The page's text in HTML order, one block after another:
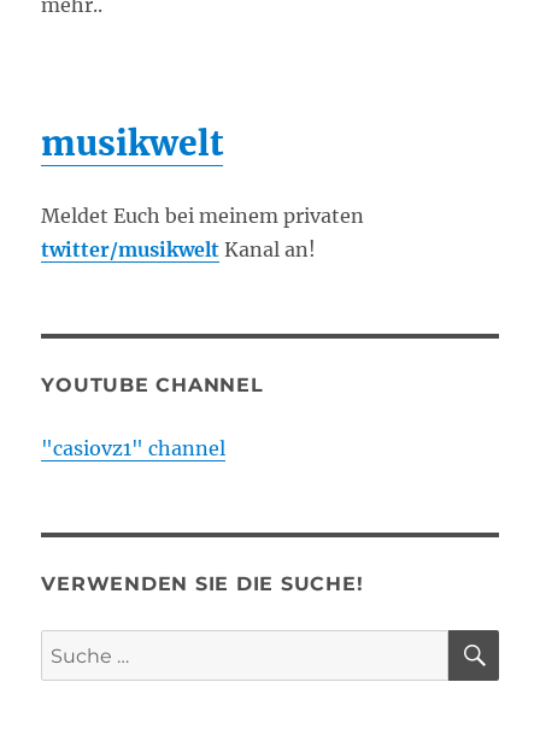
mehr..
musikwelt
Meldet Euch bei meinem privaten
twitter/musikwelt Kanal an!
YOUTUBE CHANNEL
"casiovz1" channel
VERWENDEN SIE DIE SUCHE!
Suche
nach: